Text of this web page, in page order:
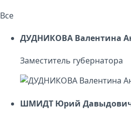
Все
ДУДНИКОВА Валентина
Заместитель губернатора
ШМИДТ Юрий